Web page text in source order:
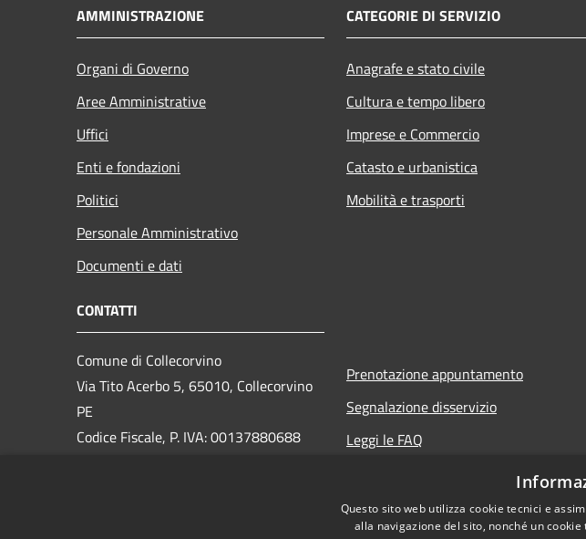
AMMINISTRAZIONE
Organi di Governo
Aree Amministrative
Uffici
Enti e fondazioni
Politici
Personale Amministrativo
Documenti e dati
CATEGORIE DI SERVIZIO
Anagrafe e stato civile
Cultura e tempo libero
Imprese e Commercio
Catasto e urbanistica
Mobilità e trasporti
CONTATTI
Comune di Collecorvino
Via Tito Acerbo 5, 65010, Collecorvino
PE
Codice Fiscale, P. IVA: 00137880688
protocollo.collecorvino@raccomandata.eu
Prenotazione appuntamento
Segnalazione disservizio
Leggi le FAQ
Questo sito web utilizza cookie tecnici e
alla navigazione del sito, nonché un